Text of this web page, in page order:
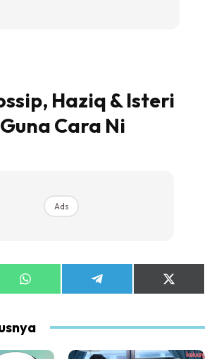
Haziq & Isteri
Cara Ni
Ads
Share
on
Share
on
Share
on